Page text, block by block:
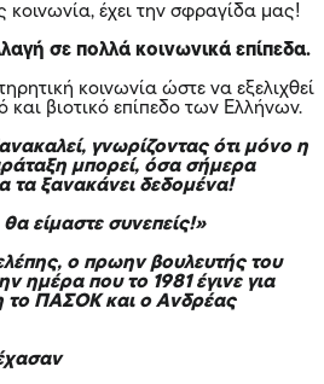
έχει την σφραγίδα μας!
σε πολλά κοινωνικά επίπεδα.
κοινωνία ώστε να εξελιχθεί
και βιοτικό επίπεδο των Ελλήνων.
γνωρίζοντας ότι μόνο η
μπορεί, όσα σήμερα
τα ξανακάνει δεδομένα!
είμαστε συνεπείς!»
ο πρωην βουλευτής του
ημέρα που το 1981 έγινε για
ΠΑΣΟΚ και ο Ανδρέας